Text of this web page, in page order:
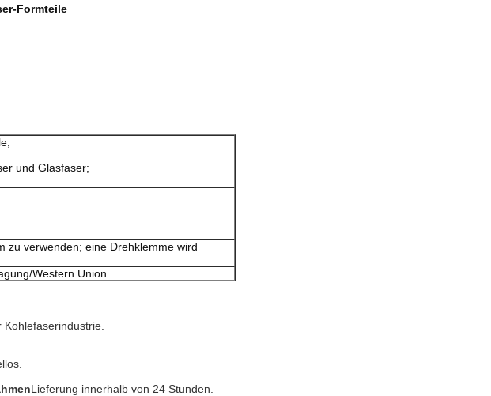
Formteile
und Glasfaser;
zu verwenden; eine Drehklemme wird
Western Union
Lieferung innerhalb von 24 Stunden.